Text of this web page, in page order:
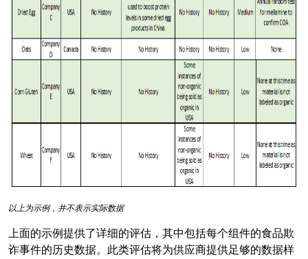
以上为示例，并不表示实际数据
上面的示例提供了详细的评估，其中包括每个组件的食品欺
诈事件的历史数据。此类评估将为供应商提供足够的数据样